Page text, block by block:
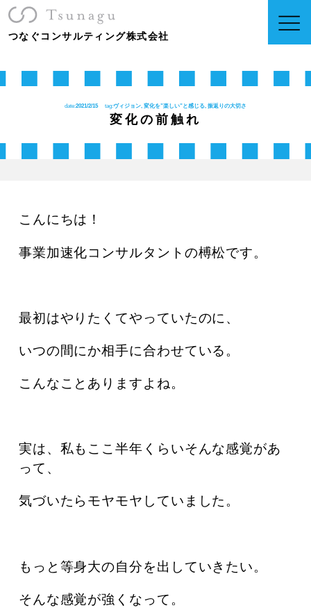
つなぐコンサルティング株式会社
date:2021/2/15 tag:ヴィジョン, 変化を”楽しい”と感じる, 振返りの大切さ
変化の前触れ
こんにちは！
事業加速化コンサルタントの榑松です。
最初はやりたくてやっていたのに、
いつの間にか相手に合わせている。
こんなことありますよね。
実は、私もここ半年くらいそんな感覚があ
って、
気づいたらモヤモヤしていました。
もっと等身大の自分を出していきたい。
そんな感覚が強くなって。